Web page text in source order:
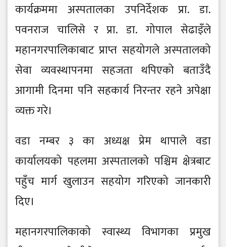
कार्यक्रममा अस्पतालका उपनिर्देशक प्रा. डा.
पवनराज चालिसे र प्रा. डा. गोपाल सेढाइँले
महानगरपालिकाबाट प्राप्त सहयोगले अस्पतालको
सेवा व्यवस्थापनमा सहजता थपिएको बताउँदै
आगामी दिनमा पनि सहकार्य निरन्तर रहने अपेक्षा
व्यक्त गरे।
वडा नम्बर ३ का अध्यक्ष प्रेम थापाले वडा
कार्यालयको पहलमा अस्पतालको पश्चिम क्षेत्रबाट
पहुँच मार्ग खुलाउन सहयोग गरिएको जानकारी
दिए।
महानगरपालिकाको स्वास्थ्य विभागका प्रमुख